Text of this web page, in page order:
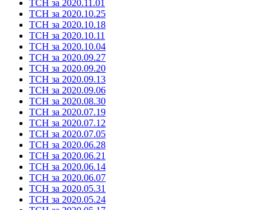
ТСН за 2020.11.01
ТСН за 2020.10.25
ТСН за 2020.10.18
ТСН за 2020.10.11
ТСН за 2020.10.04
ТСН за 2020.09.27
ТСН за 2020.09.20
ТСН за 2020.09.13
ТСН за 2020.09.06
ТСН за 2020.08.30
ТСН за 2020.07.19
ТСН за 2020.07.12
ТСН за 2020.07.05
ТСН за 2020.06.28
ТСН за 2020.06.21
ТСН за 2020.06.14
ТСН за 2020.06.07
ТСН за 2020.05.31
ТСН за 2020.05.24